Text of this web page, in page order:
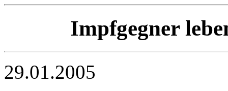
Impfgegner
29.01.2005